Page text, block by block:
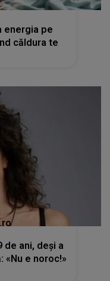
energia pe
căldura te
de ani, deși a
«Nu e noroc!»